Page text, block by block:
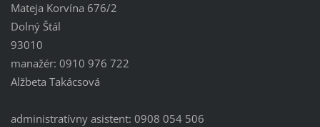
Mateja Korvína 676/2
Dolný Štál
93010
manažér: 0910 976 722
Alžbeta Takácsová
administratívny asistent: 0908 054 506